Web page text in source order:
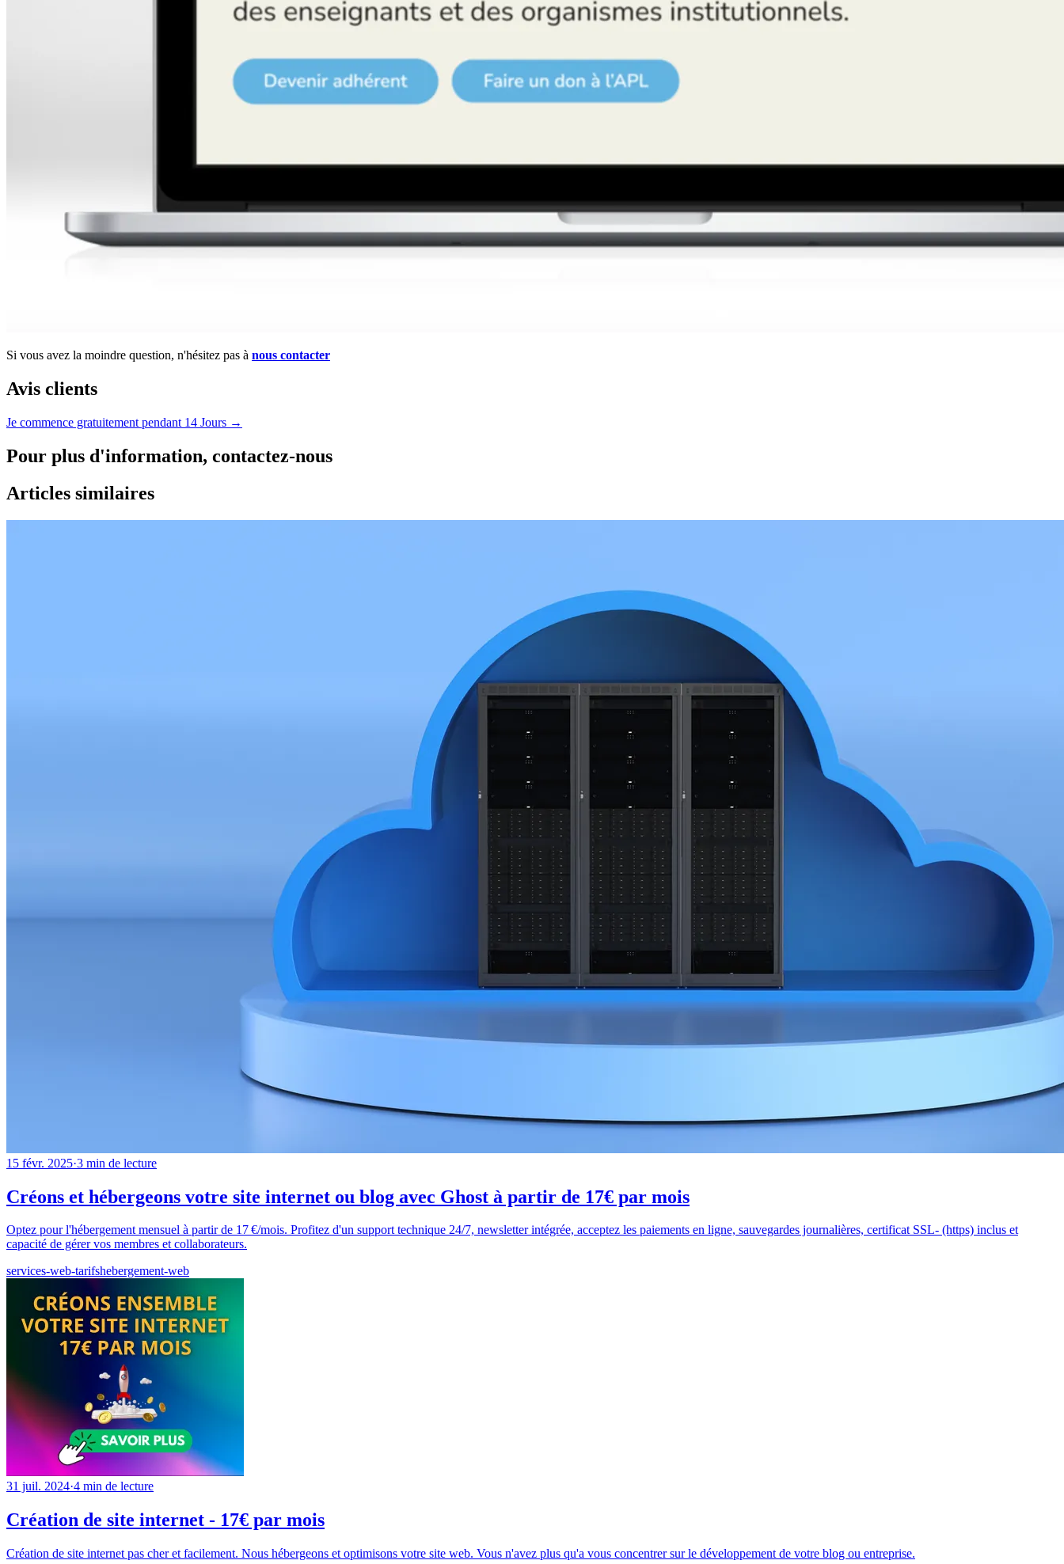
Si vous avez la moindre question, n'hésitez pas à nous contacter
Avis clients
Je commence gratuitement pendant 14 Jours →
Pour plus d'information, contactez-nous
Articles similaires
15 févr. 2025·3 min de lecture
Créons et hébergeons votre site internet ou blog avec Ghost à partir de 17€ par mois
Optez pour l'hébergement mensuel à partir de 17 €/mois. Profitez d'un support technique 24/7, newsletter intégrée, acceptez les paiements en ligne, sauvegardes journalières, certificat SSL- (https) inclus et
capacité de gérer vos membres et collaborateurs.
services-web-tarifshebergement-web
31 juil. 2024·4 min de lecture
Création de site internet - 17€ par mois
Création de site internet pas cher et facilement. Nous hébergeons et optimisons votre site web. Vous n'avez plus qu'a vous concentrer sur le développement de votre blog ou entreprise.